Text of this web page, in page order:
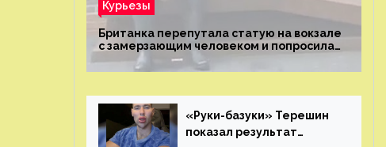
Курьезы
Британка перепутала статую на вокзале
с замерзающим человеком и попросила
о помощи
«Руки-базуки» Терешин
показал результат